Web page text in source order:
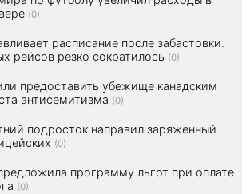
(0)
расписание после забастовки:
рейсов резко сократилось (0)
предоставить убежище канадским
антисемитизма (0)
подросток направил заряженный
(0)
программу льгот при оплате
(0)